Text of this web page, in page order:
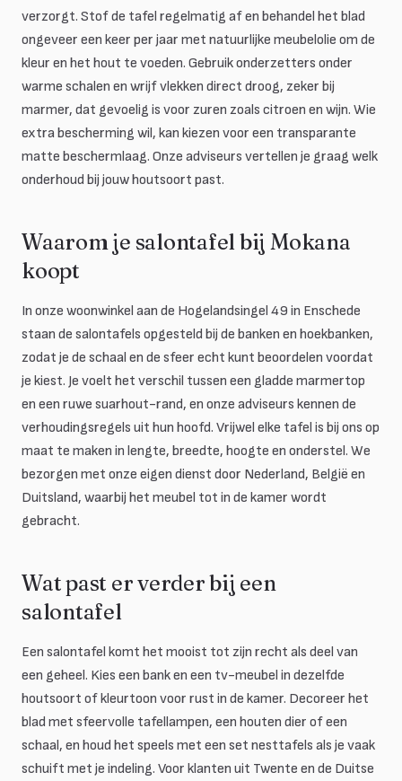
verzorgt. Stof de tafel regelmatig af en behandel het blad
ongeveer een keer per jaar met natuurlijke meubelolie om de
kleur en het hout te voeden. Gebruik onderzetters onder
warme schalen en wrijf vlekken direct droog, zeker bij
marmer, dat gevoelig is voor zuren zoals citroen en wijn. Wie
extra bescherming wil, kan kiezen voor een transparante
matte beschermlaag. Onze adviseurs vertellen je graag welk
onderhoud bij jouw houtsoort past.
Waarom je salontafel bij Mokana
koopt
In onze woonwinkel aan de Hogelandsingel 49 in Enschede
staan de salontafels opgesteld bij de banken en hoekbanken,
zodat je de schaal en de sfeer echt kunt beoordelen voordat
je kiest. Je voelt het verschil tussen een gladde marmertop
en een ruwe suarhout-rand, en onze adviseurs kennen de
verhoudingsregels uit hun hoofd. Vrijwel elke tafel is bij ons op
maat te maken in lengte, breedte, hoogte en onderstel. We
bezorgen met onze eigen dienst door Nederland, België en
Duitsland, waarbij het meubel tot in de kamer wordt
gebracht.
Wat past er verder bij een
salontafel
Een salontafel komt het mooist tot zijn recht als deel van
een geheel. Kies een bank en een tv-meubel in dezelfde
houtsoort of kleurtoon voor rust in de kamer. Decoreer het
blad met sfeervolle tafellampen, een houten dier of een
schaal, en houd het speels met een set nesttafels als je vaak
schuift met je indeling. Voor klanten uit Twente en de Duitse